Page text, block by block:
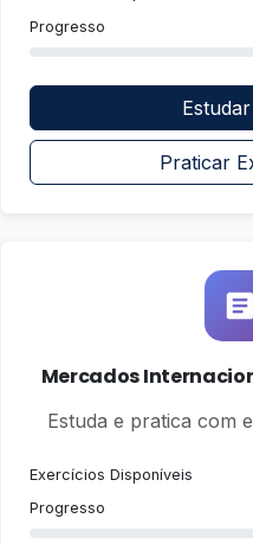
Progresso
Praticar
Mercados
Estuda e pratica com
Exercícios Disponíveis
Progresso